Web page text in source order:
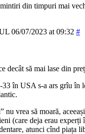
din timpuri mai
06/07/2023 at 09:32 #
decât să mai lase din
în USA s-a ars grîu în
nu vrea să moară,
(care deja erau
atunci cînd piața